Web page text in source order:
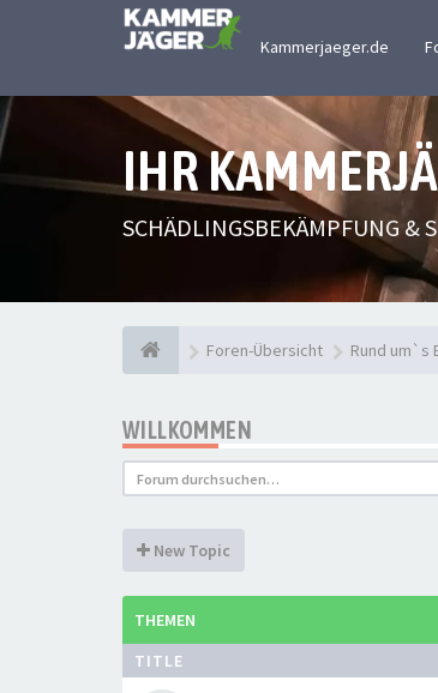
Kammerjaeger.de
IHR
SCHÄDLINGSBEKÄMPFUNG &
Foren-Übersicht Rund um`s
WILLKOMMEN
New Topic
THEMEN
TITLE